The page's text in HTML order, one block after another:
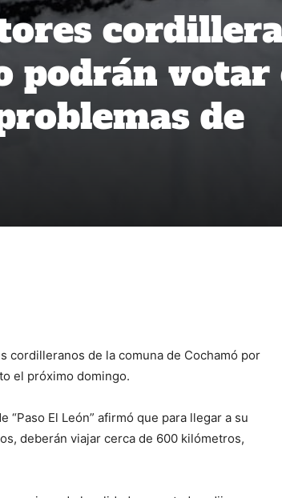
podrán votar
de
cordilleranos de la comuna de Cochamó por
el próximo domingo.
El León” afirmó que para llegar a su
deberán viajar cerca de 600 kilómetros,